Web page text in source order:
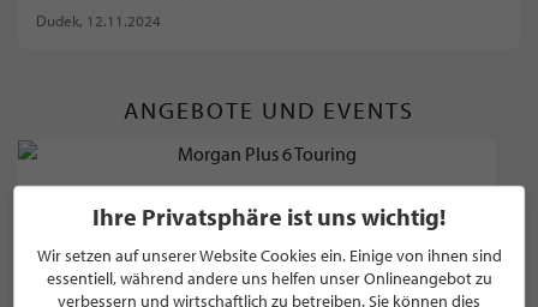
Dudek, 12.11.2024
ANGEBOTE UND EVENTS
Ihre Privatsphäre ist uns wichtig!
Wir setzen auf unserer Website Cookies ein. Einige von ihnen sind
essentiell, während andere uns helfen unser Onlineangebot zu
verbessern und wirtschaftlich zu betreiben. Sie können dies